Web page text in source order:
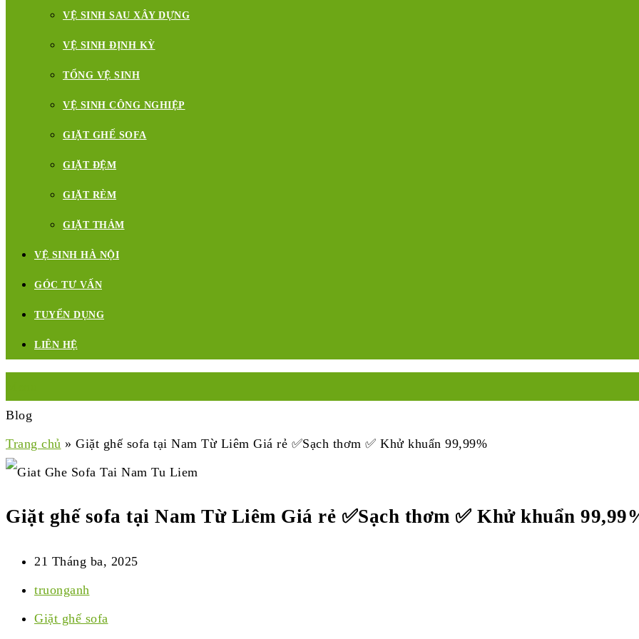
VỆ SINH SAU XÂY DỰNG
VỆ SINH ĐỊNH KỲ
TỔNG VỆ SINH
VỆ SINH CÔNG NGHIỆP
GIẶT GHẾ SOFA
GIẶT ĐỆM
GIẶT RÈM
GIẶT THẢM
VỆ SINH HÀ NỘI
GÓC TƯ VẤN
TUYỂN DỤNG
LIÊN HỆ
Blog
Trang chủ » Giặt ghế sofa tại Nam Từ Liêm Giá rẻ ✅Sạch thơm ✅ Khử khuẩn 99,99%
Giặt ghế sofa tại Nam Từ Liêm Giá rẻ ✅Sạch thơm ✅ Khử khuẩn
21 Tháng ba, 2025
truonganh
Giặt ghế sofa